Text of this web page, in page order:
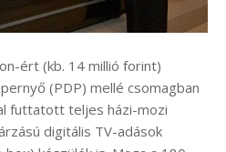
ért (kb. 14 millió forint)
(PDP) mellé csomagban
futtatott teljes házi-mozi
digitális TV-adások